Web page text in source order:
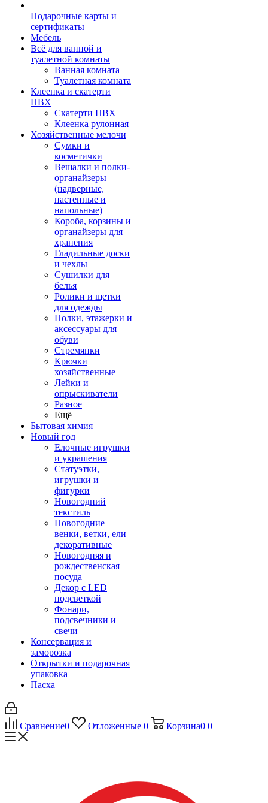
Подарочные карты и
сертификаты
Мебель
Всё для ванной и
туалетной комнаты
Ванная комната
Туалетная комната
Клеенка и скатерти
ПВХ
Скатерти ПВХ
Клеенка рулонная
Хозяйственные мелочи
Сумки и
косметички
Вешалки и полки-
органайзеры
(надверные,
настенные и
напольные)
Короба, корзины и
органайзеры для
хранения
Гладильные доски
и чехлы
Сушилки для
белья
Ролики и щетки
для одежды
Полки, этажерки и
аксессуары для
обуви
Стремянки
Крючки
хозяйственные
Лейки и
опрыскиватели
Разное
Ещё
Бытовая химия
Новый год
Елочные игрушки
и украшения
Статуэтки,
игрушки и
фигурки
Новогодний
текстиль
Новогодние
венки, ветки, ели
декоративные
Новогодняя и
рождественская
посуда
Декор с LED
подсветкой
Фонари,
подсвечники и
свечи
Консервация и
заморозка
Открытки и подарочная
упаковка
Пасха
Сравнение0 Отложенные 0 Корзина0 0